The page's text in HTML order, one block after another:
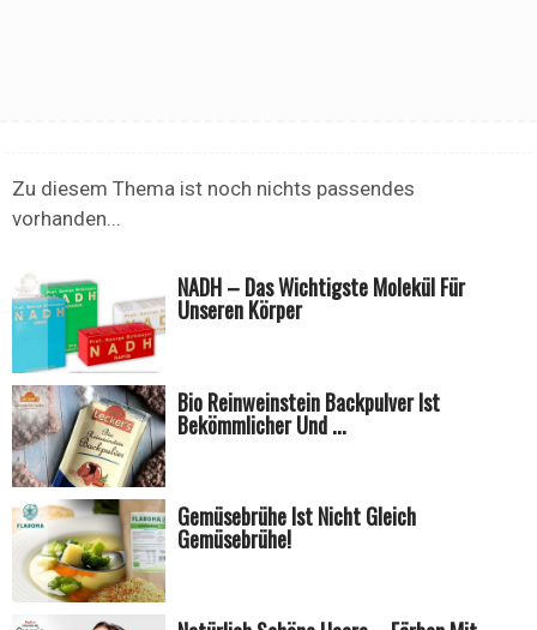
Zu diesem Thema ist noch nichts passendes
vorhanden...
NADH – Das Wichtigste Molekül Für
Unseren Körper
Bio Reinweinstein Backpulver Ist
Bekömmlicher Und ...
Gemüsebrühe Ist Nicht Gleich
Gemüsebrühe!